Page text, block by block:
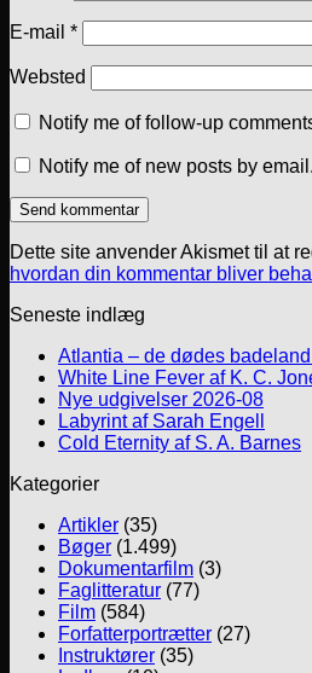
E-mail *
Websted
Notify me of follow-up
Notify me of new posts by email.
Dette site anvender Akismet til at
hvordan din kommentar bliver
Seneste indlæg
Atlantia – de dødes
White Line Fever af K. C.
Nye udgivelser 2026-08
Labyrint af Sarah Engell
Cold Eternity af S. A. Barnes
Kategorier
Artikler (35)
Bøger (1.499)
Dokumentarfilm (3)
Faglitteratur (77)
Film (584)
Forfatterportrætter (27)
Instruktører (35)